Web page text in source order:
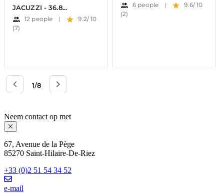
Neem contact op met
67, Avenue de la Pège
85270 Saint-Hilaire-De-Riez
+33 (0)2 51 54 34 52
e-mail